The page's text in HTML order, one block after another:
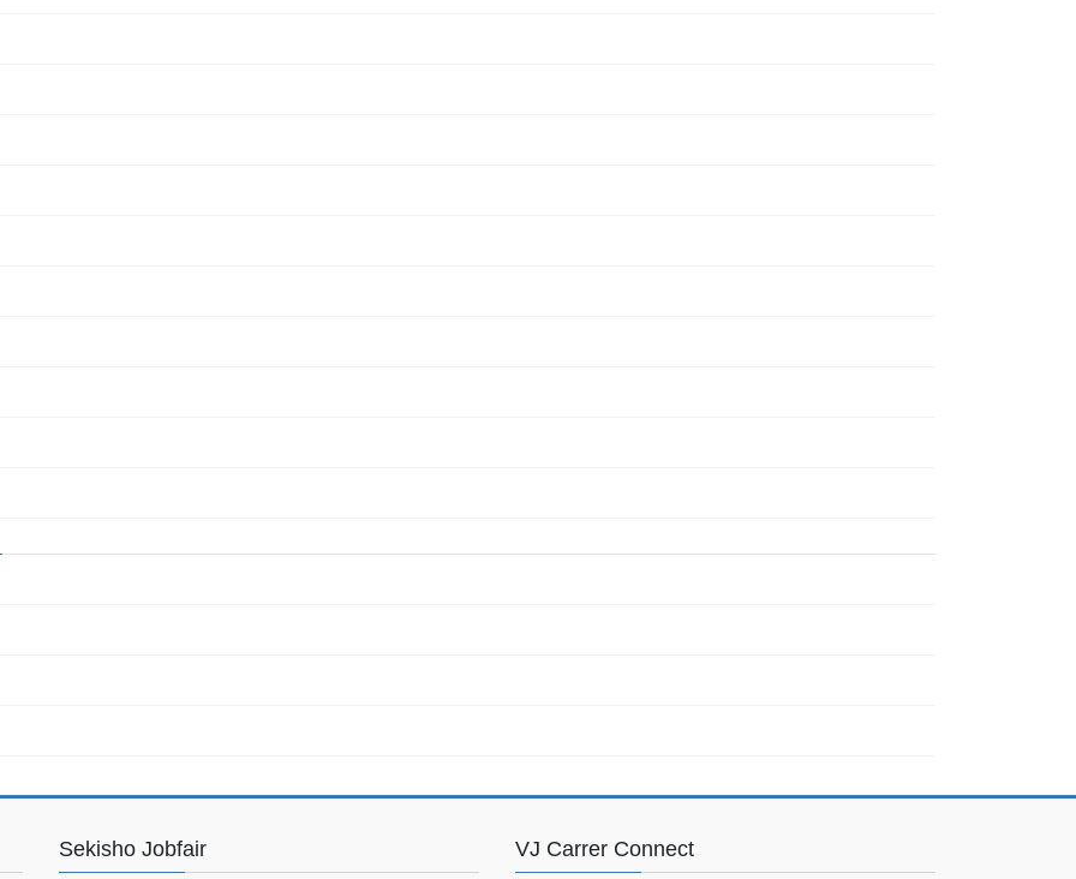
Sekisho Jobfair VJ Carrer Connect